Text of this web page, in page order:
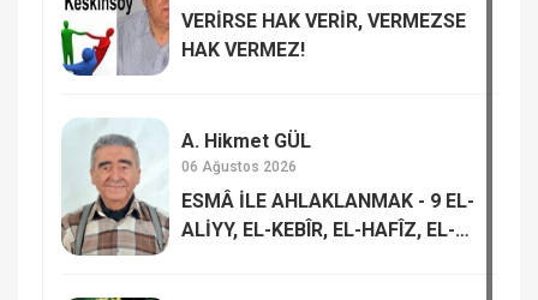
VERİRSE HAK VERİR, VERMEZSE
HAK VERMEZ!
A. Hikmet GÜL
06 Ağustos 2026
ESMÂ İLE AHLAKLANMAK - 9 EL-
ALİYY, EL-KEBÎR, EL-HAFÎZ, EL-